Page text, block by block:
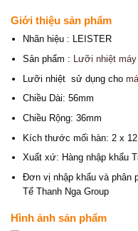
Giới thiệu sản phẩm
Nhãn hiệu : LEISTER
Sản phẩm :
Lưỡi nhiệt
Lưỡi nhiệt sử dụng cho
Chiều Dài: 56mm
Chiều Rộng: 36mm
Kích thước mối hàn: 2 x
Xuất xứ: Hàng nhập khẩu
Đơn vị nhập khẩu và phân
Tế Thanh Nga Group
Hình ảnh sản phẩm